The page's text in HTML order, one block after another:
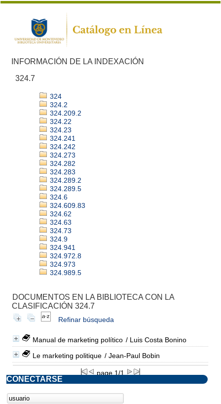
INFORMACIÓN DE LA INDEXACIÓN
324.7
324
324.2
324.209.2
324.22
324.23
324.241
324.242
324.273
324.282
324.283
324.289.2
324.289.5
324.6
324.609.83
324.62
324.63
324.73
324.9
324.941
324.972.8
324.973
324.989.5
DOCUMENTOS EN LA BIBLIOTECA CON LA
CLASIFICACIÓN 324.7
Refinar búsqueda
Manual de marketing político / Luis Costa Bonino
Le marketing politique / Jean-Paul Bobin
page 1/1
CONECTARSE